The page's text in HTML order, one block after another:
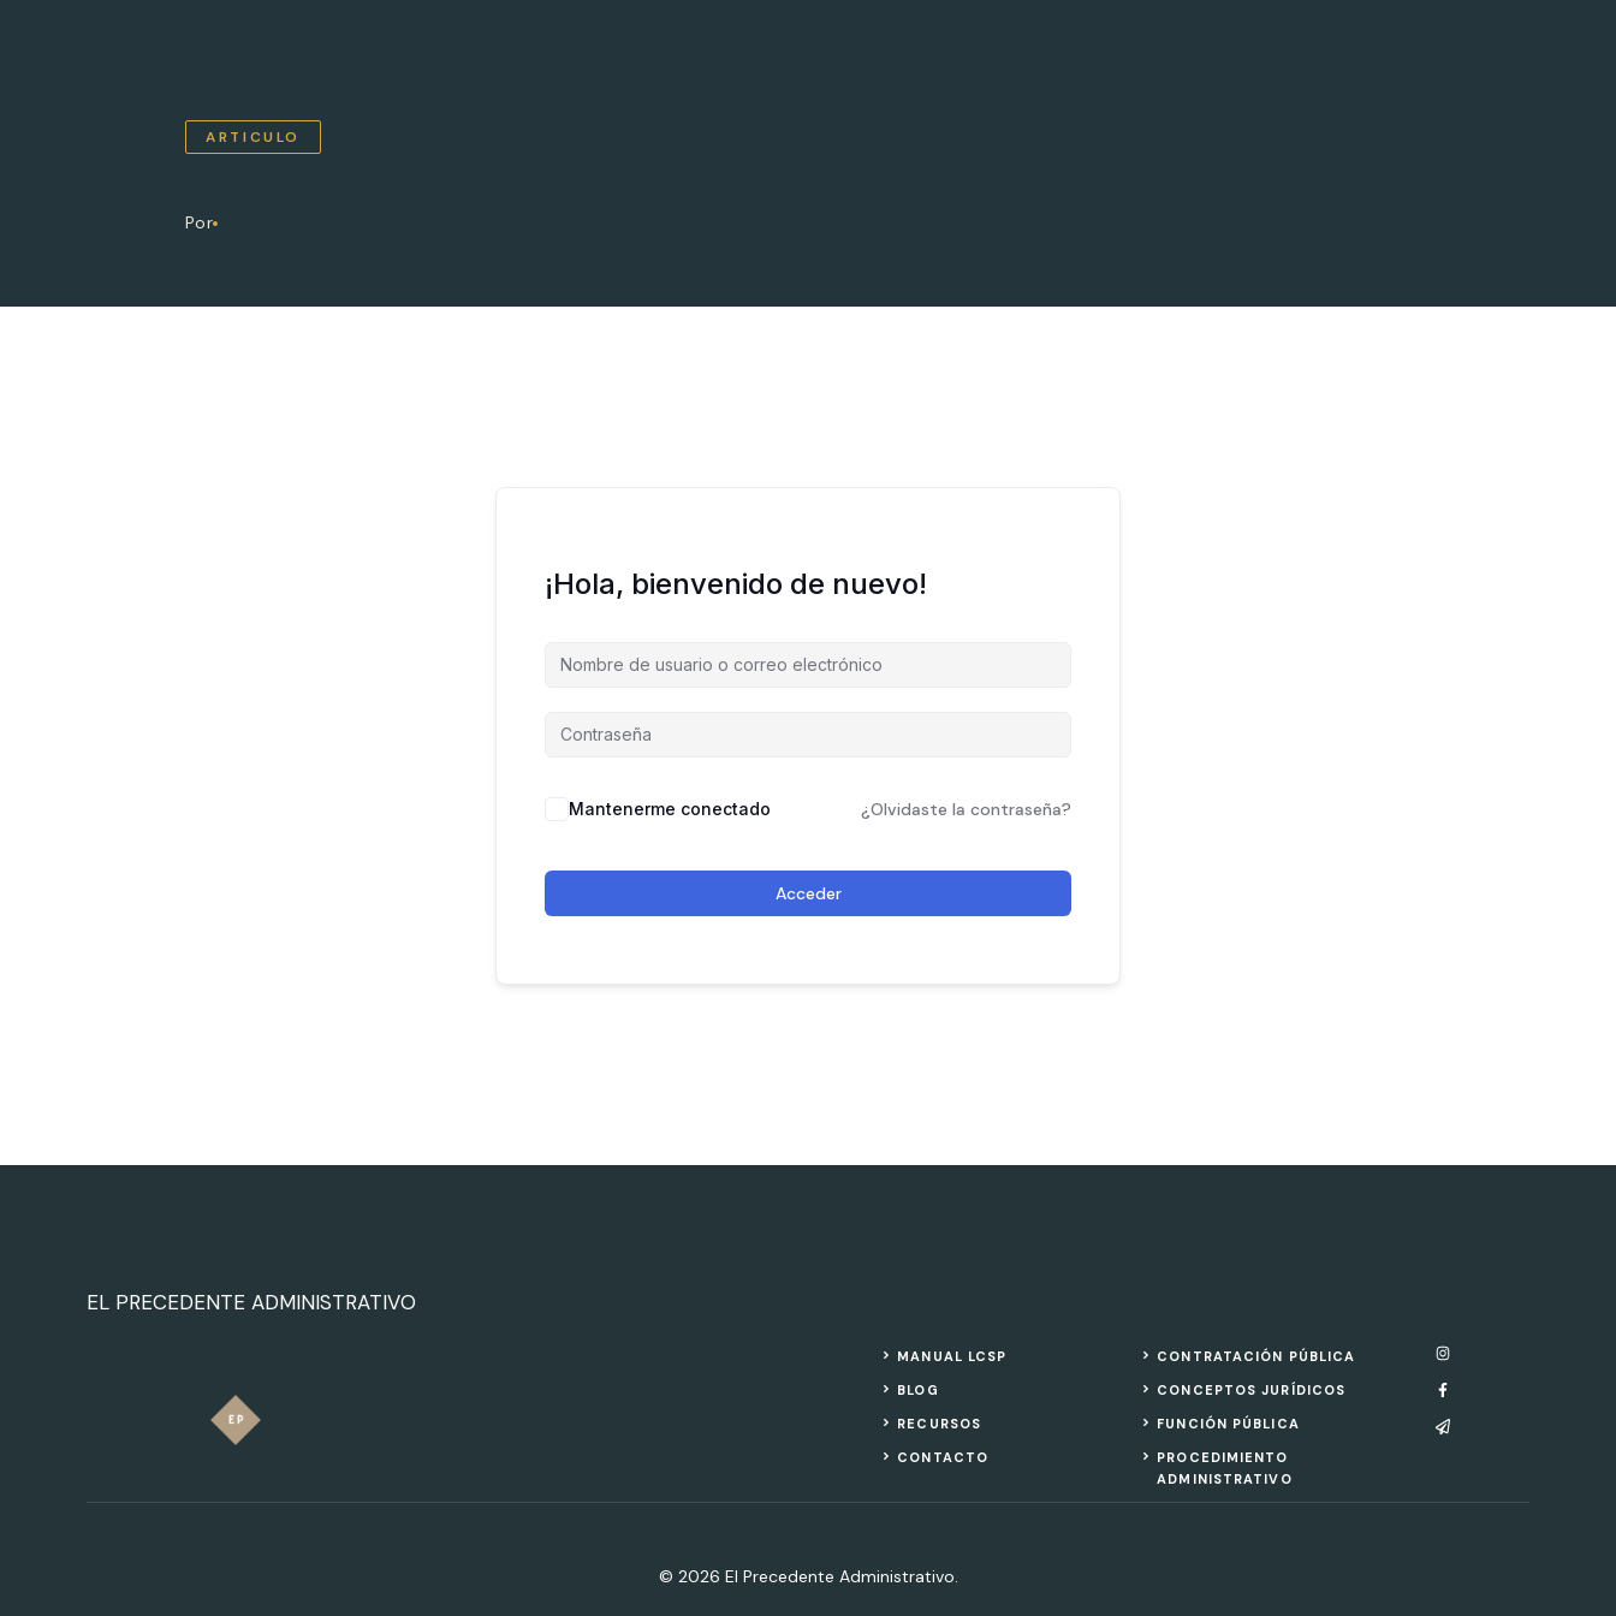
ARTICULO
Por
¡Hola, bienvenido de nuevo!
Mantenerme conectado ¿Olvidaste la contraseña?
Acceder
EL PRECEDENTE ADMINISTRATIVO
MANUAL LCSP
BLOG
RECURSOS
CONTACTO
CONTRATACIÓN PÚBLICA
CONCEPTOS JURÍDICOS
FUNCIÓN PÚBLICA
PROCEDIMIENTO
ADMINISTRATIVO
© 2026 El Precedente Administrativo.